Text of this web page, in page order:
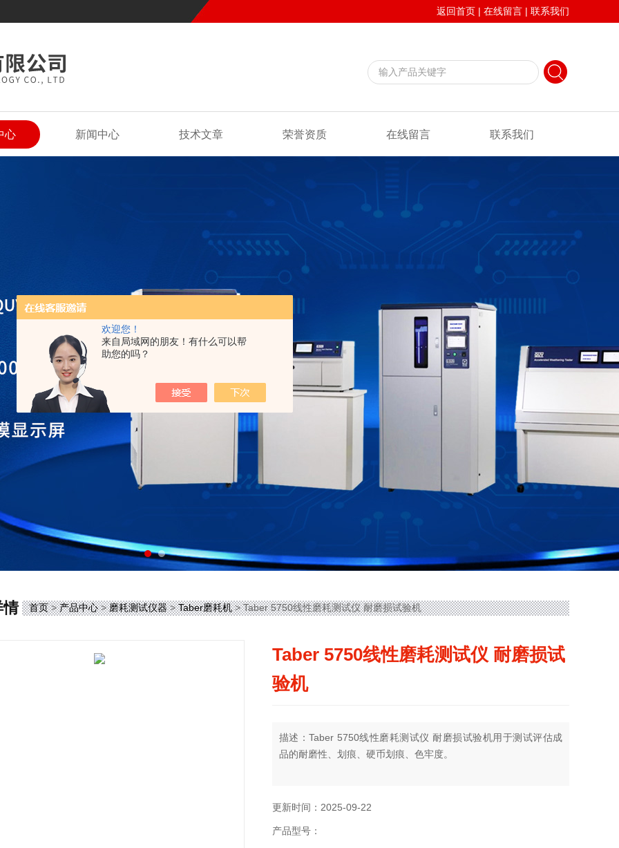
欢迎您！
来自局域网的朋友！有什么可以帮
助您的吗？
返回首页 | 在线留言 | 联系我们
心 新闻中心 技术文章 荣誉资质 在线留言 联系我们
情 首页>产品中心>磨耗测试仪器>Taber磨耗机> Taber 5750线性磨耗测试仪 耐磨损试验机
Taber 5750线性磨耗测试仪 耐磨损试
验机
描述：Taber 5750线性磨耗测试仪 耐磨损试验机用于测试评估成
品的耐磨性、划痕、硬币划痕、色牢度。
更新时间：2025-09-22
产品型号：